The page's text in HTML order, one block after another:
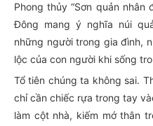
Phong thủy “Sơn quản nhân
Đông mang ý nghĩa núi
những người trong gia đình,
lộc của con người khi sống
Tổ tiên chúng ta không sai.
chỉ cần chiếc rựa trong tay
làm cột nhà, kiếm mớ thân